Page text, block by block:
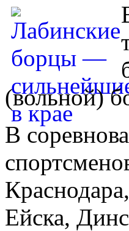
(вольной)
В
Ейска,